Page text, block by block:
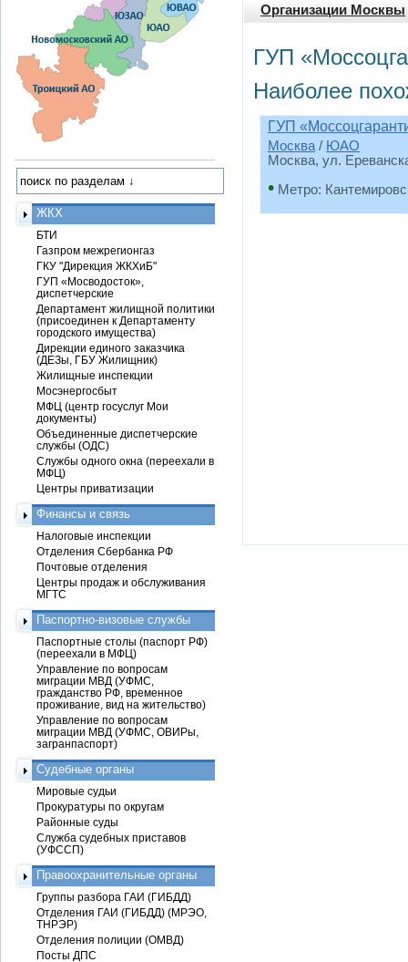
Организации Москвы
ГУП
Наиболее
ГУП
Москва / ЮАО
Москва, ул.
• Метро:
ЖКХ
БТИ
Газпром межрегионгаз
ГКУ "Дирекция ЖКХиБ"
ГУП «Мосводосток»,
диспетчерские
Департамент жилищной политики
(присоединен к Департаменту
городского имущества)
Дирекции единого заказчика
(ДЕЗы, ГБУ Жилищник)
Жилищные инспекции
Мосэнергосбыт
МФЦ (центр госуслуг Мои
документы)
Объединенные диспетчерские
службы (ОДС)
Службы одного окна (переехали в
МФЦ)
Центры приватизации
Финансы и связь
Налоговые инспекции
Отделения Сбербанка РФ
Почтовые отделения
Центры продаж и обслуживания
МГТС
Паспортно-визовые службы
Паспортные столы (паспорт РФ)
(переехали в МФЦ)
Управление по вопросам
миграции МВД (УФМС,
гражданство РФ, временное
проживание, вид на жительство)
Управление по вопросам
миграции МВД (УФМС, ОВИРы,
загранпаспорт)
Судебные органы
Мировые судьи
Прокуратуры по округам
Районные суды
Служба судебных приставов
(УФССП)
Правоохранительные органы
Группы разбора ГАИ (ГИБДД)
Отделения ГАИ (ГИБДД) (МРЭО,
ТНРЭР)
Отделения полиции (ОМВД)
Посты ДПС